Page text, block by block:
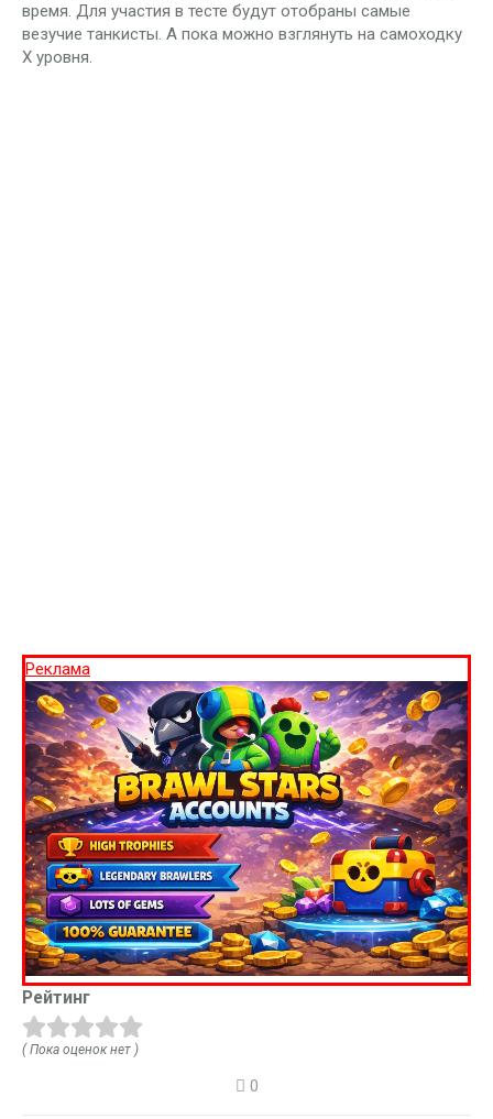
время. Для участия в тесте будут отобраны самые
везучие танкисты. А пока можно взглянуть на самоходку
X уровня.
Реклама
Рейтинг
( Пока оценок нет )
0